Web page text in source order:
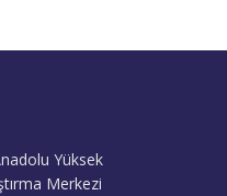
Yüksek
Merkezi